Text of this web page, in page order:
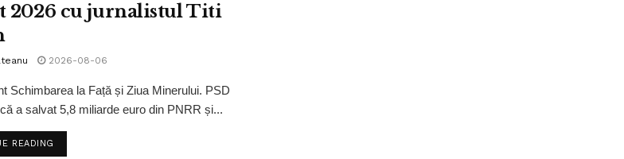
2026 cu jurnalistul Titi
2026-08-06
Schimbarea la Față și Ziua Minerului. PSD
a salvat 5,8 miliarde euro din PNRR și...
READING